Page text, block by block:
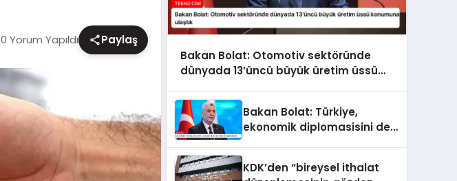
0 Yorum Yapıldı Paylaş
Bakan Bolat: Otomotiv sektöründe
dünyada 13’üncü büyük üretim üssü
Bakan Bolat: Türkiye,
ekonomik diplomasisini de
KDK’den “bireysel ithalat